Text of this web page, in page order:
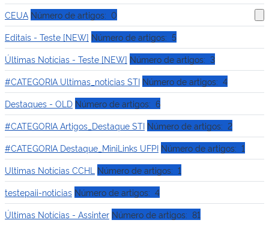
CEUA Número de artigos: 0
Editais - Teste [NEW] Número de artigos: 5
Últimas Notícias - Teste [NEW] Número de artigos: 3
#CATEGORIA Ultimas_noticias STI Número de artigos: 4
Destaques - OLD Número de artigos: 6
#CATEGORIA Artigos_Destaque STI Número de artigos: 2
#CATEGORIA Destaque_MiniLinks UFPI Número de artigos: 1
Ultimas Notícias CCHL Número de artigos: 1
testepaii-noticias Número de artigos: 4
Últimas Notícias - Assinter Número de artigos: 81